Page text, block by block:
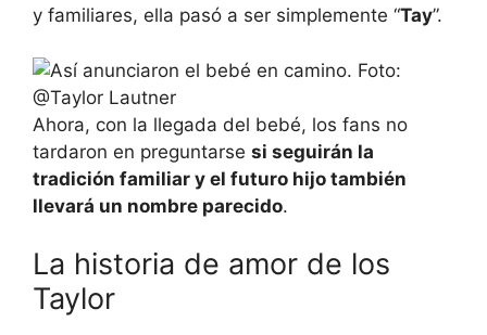
y familiares, ella pasó a ser simplemente “Tay”.
Ahora, con la llegada del bebé, los fans no
tardaron en preguntarse si seguirán la
tradición familiar y el futuro hijo también
llevará un nombre parecido.
La historia de amor de los
Taylor